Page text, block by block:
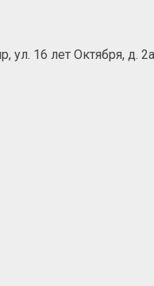
ул. 16 лет Октября, д. 2а